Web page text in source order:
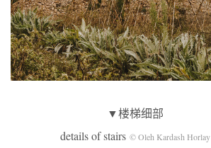
▼楼梯细部
details of stairs © Oleh Kardash Horlay